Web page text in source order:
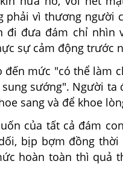
phải vì thương người
đi đưa đám chỉ nhìn
sự cảm động trước
mức "có thể làm
sướng". Người ta
sang và để khoe
của tất cả đám
bịp bợm đồng
hoàn toàn thì quả